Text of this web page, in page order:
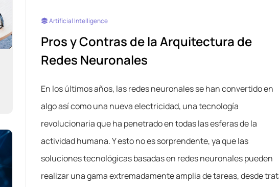
Artificial Intelligence
Pros y Contras de la Arquitectura de
Redes Neuronales
En los últimos años, las redes neuronales se han convertido en
algo así como una nueva electricidad, una tecnología
revolucionaria que ha penetrado en todas las esferas de la
actividad humana. Y esto no es sorprendente, ya que las
soluciones tecnológicas basadas en redes neuronales pueden
realizar una gama extremadamente amplia de tareas, desde